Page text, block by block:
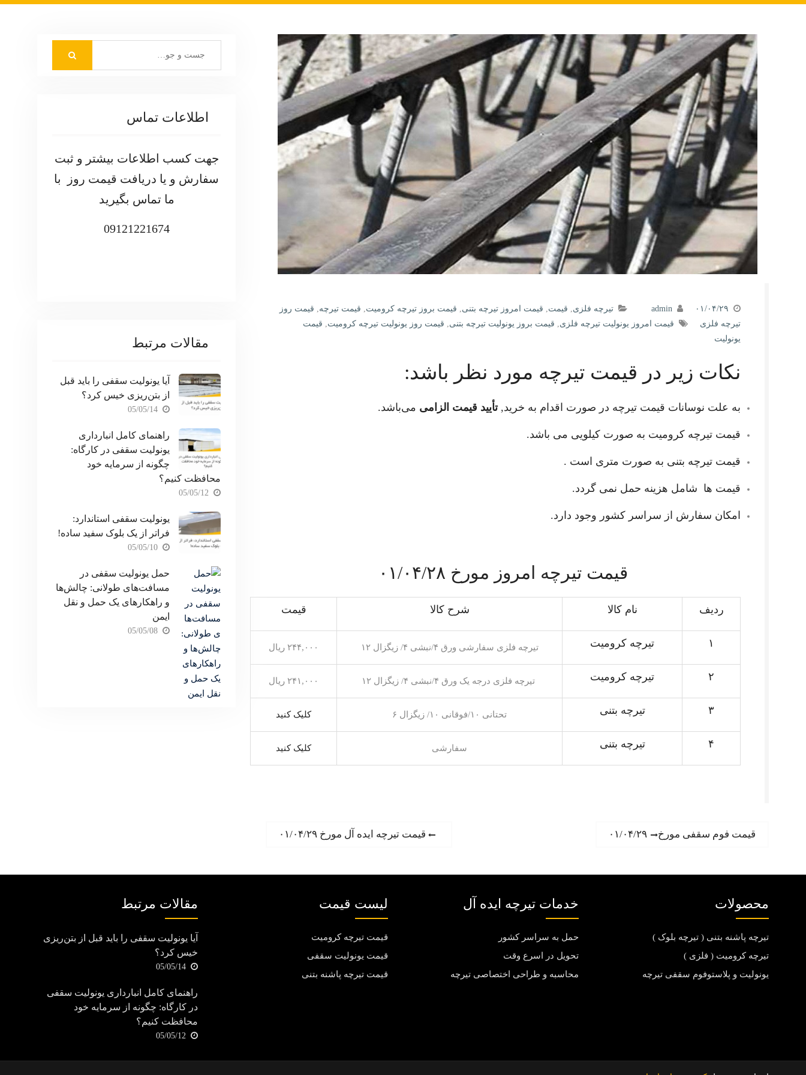
۰۱/۰۴/۲۹ admin تیرچه فلزی, قیمت, قیمت امروز تیرچه بتنی, قیمت بروز تیرچه کرومیت, قیمت تیرچه, قیمت روز
تیرچه فلزی
قیمت امروز یونولیت تیرچه فلزی, قیمت بروز یونولیت تیرچه بتنی, قیمت روز یونولیت تیرچه کرومیت, قیمت
یونولیت
نکات زیر در قیمت تیرچه مورد نظر باشد:
به علت نوسانات قیمت تیرچه در صورت اقدام به خرید,تأیید قیمت الزامی می‌باشد.
قیمت تیرچه کرومیت به صورت کیلویی می باشد.
قیمت تیرچه بتنی به صورت متری است .
قیمت ها شامل هزینه حمل نمی گردد.
امکان سفارش از سراسر کشور وجود دارد.
قیمت تیرچه امروز مورخ ۰۱/۰۴/۲۸
ردیف نام کالا شرح کالا قیمت
۱ تیرچه کرومیت تیرچه فلزی سفارشی ورق ۴/نبشی ۴/ زیگزال ۱۲ ۲۴۴,۰۰۰ ریال
۲ تیرچه کرومیت تیرچه فلزی درجه یک ورق ۴/نبشی ۴/ زیگزال ۱۲ ۲۴۱,۰۰۰ ریال
۳ تیرچه بتنی تحتانی ۱۰/فوقانی ۱۰/ زیگزال ۶ کلیک کنید
۴ تیرچه بتنی سفارشی کلیک کنید
ر
P
v
قیمت تیرچه ایده آل مورخ ۰۱/۰۴/۲۹
N
t
o
t
:
قیمت فوم سقفی مورخ۰۱/۰۴/۲۹
اطلاعات تماس
جهت کسب اطلاعات بیشتر و ثبت
سفارش و یا دریافت قیمت روز با
ما تماس بگیرید
09121221674
مقالات مرتبط
آیا یونولیت سقفی را باید قبل
از بتن‌ریزی خیس کرد؟
05/05/14
راهنمای کامل انبارداری
یونولیت سقفی در کارگاه:
چگونه از سرمایه خود
محافظت کنیم؟
05/05/12
یونولیت سقفی استاندارد:
فراتر از یک بلوک سفید ساده!
05/05/10
حمل یونولیت سقفی در
مسافت‌های طولانی: چالش‌ها
و راهکارهای یک حمل و نقل
ایمن
05/05/08
مقالات مرتبط
آیا یونولیت سقفی را باید قبل از بتن‌ریزی
خیس کرد؟
05/05/14
راهنمای کامل انبارداری یونولیت سقفی
در کارگاه: چگونه از سرمایه خود
محافظت کنیم؟
05/05/12
لیست قیمت
قیمت تیرچه کرومیت
قیمت یونولیت سقفی
قیمت تیرچه پاشنه بتنی
خدمات تیرچه ایده آل
حمل به سراسر کشور
تحویل در اسرع وقت
محاسبه و طراحی اختصاصی تیرچه
محصولات
تیرچه پاشنه بتنی ( تیرچه بلوک )
تیرچه کرومیت ( فلزی )
یونولیت و پلاستوفوم سقفی تیرچه